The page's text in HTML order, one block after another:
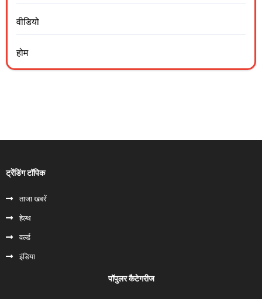
वीडियो
होम
ट्रेंडिंग टॉपिक
ताजा खबरें
हेल्‍थ
वर्ल्ड
इंडिया
पॉपुलर कैटेगरीज